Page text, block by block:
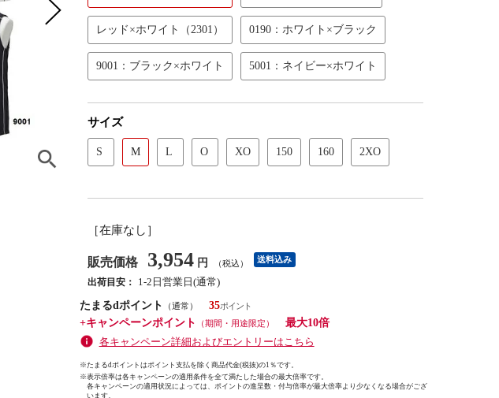
レッド×ホワイト（2301） 0190：ホワイト×ブラック
9001：ブラック×ホワイト 5001：ネイビー×ホワイト
サイズ
S M L O XO 150 160 2XO
［在庫なし］
販売価格 3,954 円 （税込） 送料込み
出荷目安：
1-2日営業日(通常)
たまるdポイント
（通常）
35
+キャンペーンポイント
（期間・用途限定）
最大10倍
各キャンペーン詳細およびエントリーはこちら
※たまるdポイントはポイント支払を除く商品代金(税抜)の1％です。
※表示倍率は各キャンペーンの適用条件を全て満たした場合の最大倍率です。
各キャンペーンの適用状況によっては、ポイントの進呈数・付与倍率が最大倍率より少なくなる場合がござ
います。